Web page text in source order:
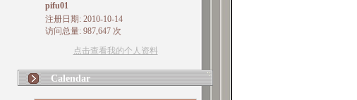
pifu01
注册日期: 2010-10-14
访问总量: 987,647 次
点击查看我的个人资料
Calendar